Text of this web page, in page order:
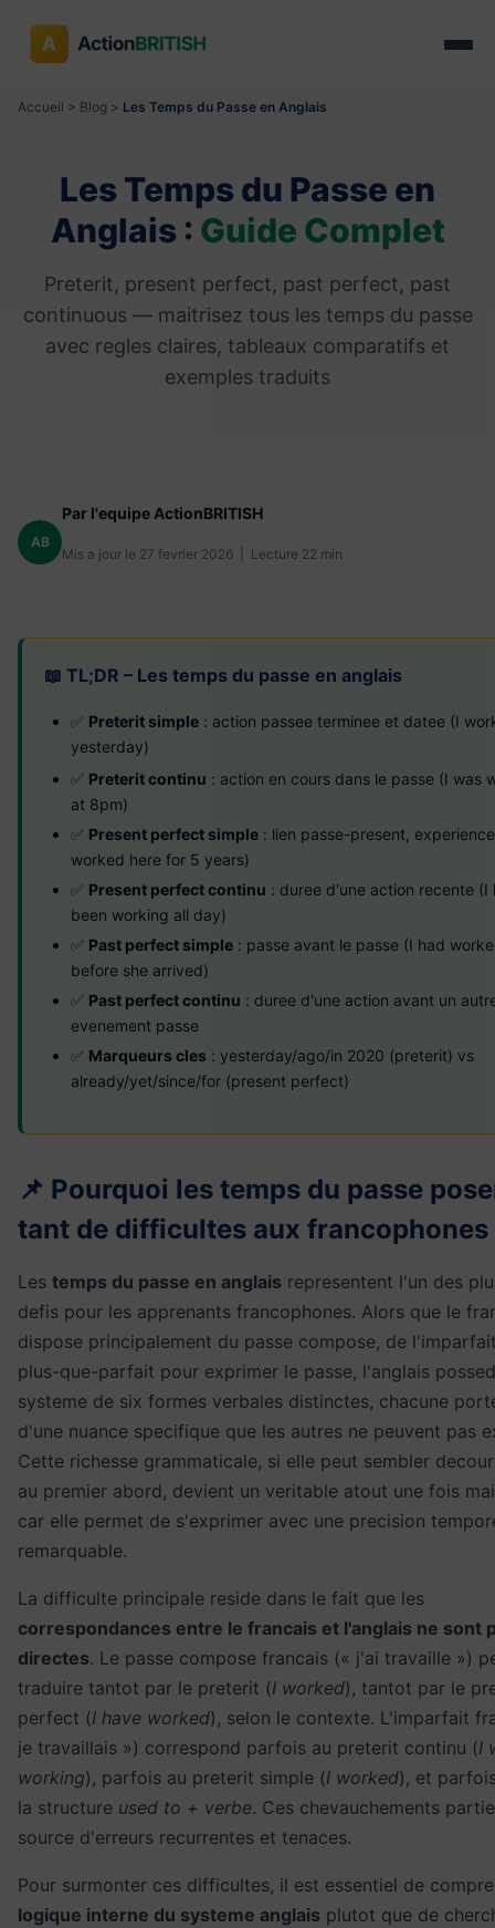
Accueil > Blog > Les Temps du Passe en Anglais
Les Temps du Passe en
Anglais : Guide Complet
Preterit, present perfect, past perfect, past
continuous — maitrisez tous les temps du passe
avec regles claires, tableaux comparatifs et
exemples traduits
AB
Par l'equipe ActionBRITISH
Mis a jour le 27 fevrier 2026 | Lecture 22 min
📖 TL;DR – Les temps du passe en anglais
✅ Preterit simple : action passee terminee et datee (I
yesterday)
✅ Preterit continu : action en cours dans le passe (I was
at 8pm)
✅ Present perfect simple : lien passe-present,
worked here for 5 years)
✅ Present perfect continu : duree d'une action recente (I
been working all day)
✅ Past perfect simple : passe avant le passe (I had
before she arrived)
✅ Past perfect continu : duree d'une action avant un
evenement passe
✅ Marqueurs cles : yesterday/ago/in 2020 (preterit) vs
already/yet/since/for (present perfect)
📌 Pourquoi les temps du passe
tant de difficultes aux francophones
Les temps du passe en anglais representent l'un des
defis pour les apprenants francophones. Alors que le
dispose principalement du passe compose, de
plus-que-parfait pour exprimer le passe, l'anglais
systeme de six formes verbales distinctes, chacune
d'une nuance specifique que les autres ne peuvent pas
Cette richesse grammaticale, si elle peut sembler
au premier abord, devient un veritable atout une fois
car elle permet de s'exprimer avec une precision
remarquable.
La difficulte principale reside dans le fait que les
correspondances entre le francais et l'anglais ne sont
directes. Le passe compose francais (« j'ai travaille »)
traduire tantot par le preterit (I worked), tantot par le
perfect (I have worked), selon le contexte. L'imparfait
je travaillais ») correspond parfois au preterit continu (I
working), parfois au preterit simple (I worked), et
la structure used to + verbe. Ces chevauchements
source d'erreurs recurrentes et tenaces.
Pour surmonter ces difficultes, il est essentiel de
logique interne du systeme anglais plutot que de